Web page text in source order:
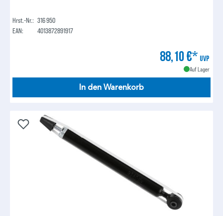
Hrst.-Nr.: 316 950
EAN:
4013872891917
88,10 €* UVP
Auf Lager
In den Warenkorb